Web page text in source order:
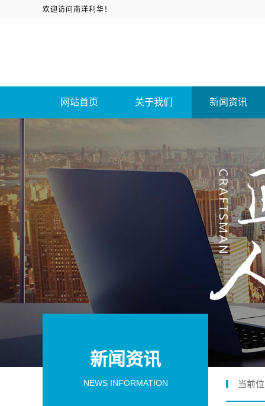
欢迎访问南洋利华！
网站首页 关于我们 新闻资讯
新闻资讯
NEWS INFORMATION 当前